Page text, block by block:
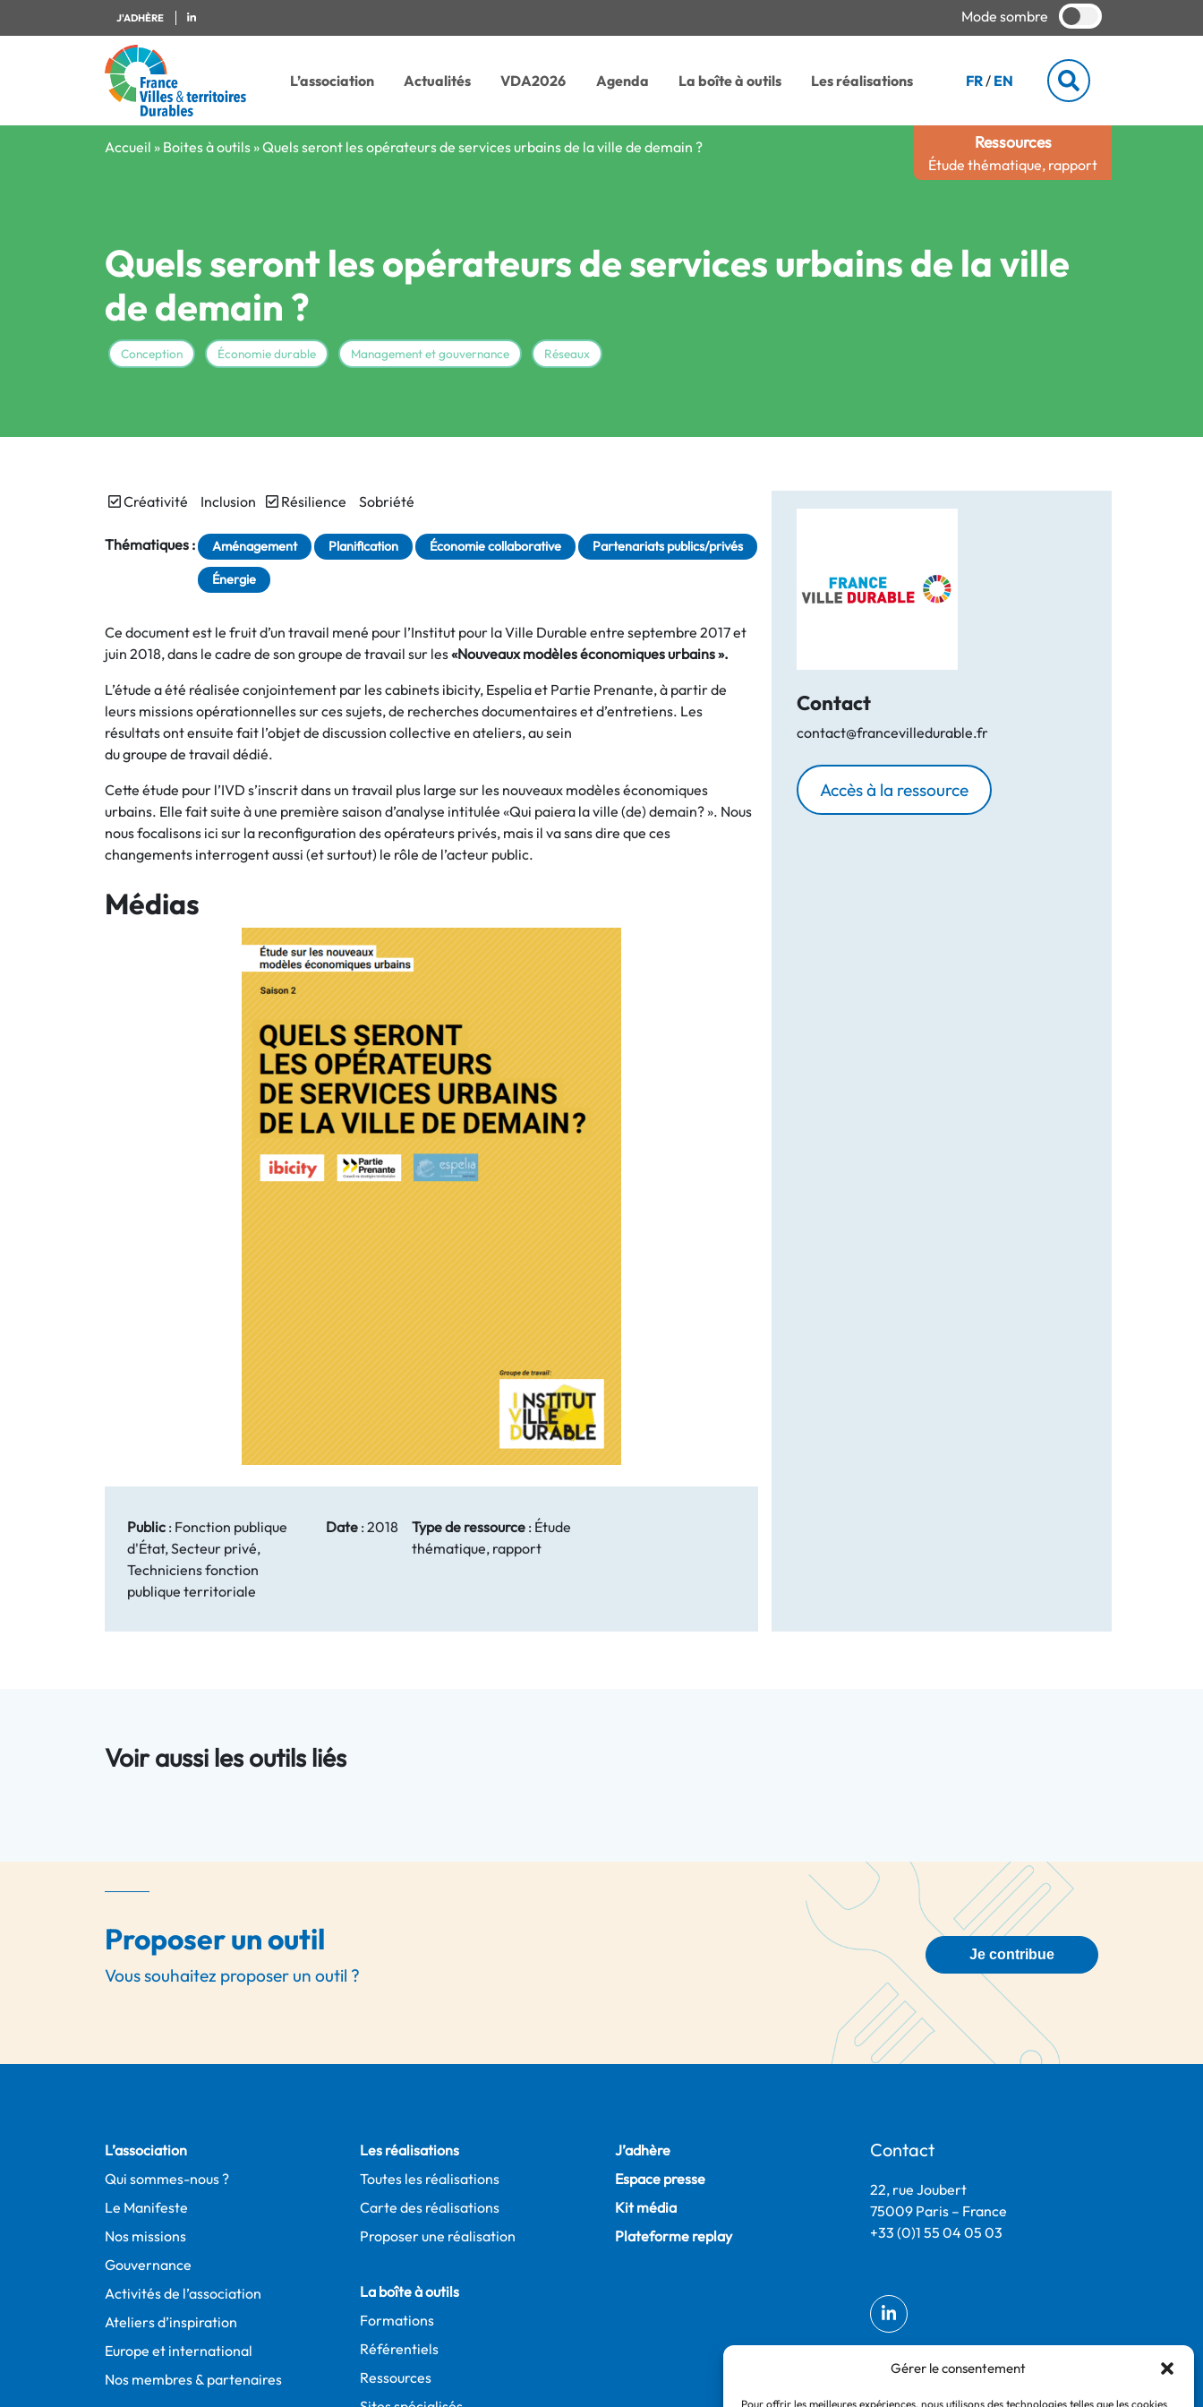
Gérer le consentement
Pour offrir les meilleures expériences, nous utilisons des technologies telles que les cookies
J'ADHÈRE Mode sombre
L’association Actualités VDA2026 Agenda La boîte à outils Les réalisations FR / EN
Ressources
Étude thématique, rapport
Accueil » Boites à outils »Quels seront les opérateurs de services urbains de la ville de demain ?
Quels seront les opérateurs de services urbains de la ville
de demain ?
Conception Économie durable Management et gouvernance Réseaux
Créativité Inclusion Résilience Sobriété
Thématiques : Aménagement Planification Économie collaborative Partenariats publics/privés
Énergie
Ce document est le fruit d’un travail mené pour l’Institut pour la Ville Durable entre septembre 2017 et
juin 2018, dans le cadre de son groupe de travail sur les«Nouveaux modèles économiques urbains ».
L’étude a été réalisée conjointement par les cabinets ibicity, Espelia et Partie Prenante, à partir de
leurs missions opérationnelles sur ces sujets, de recherches documentaires et d’entretiens. Les
résultats ont ensuite fait l’objet de discussion collective en ateliers, au sein
du groupe de travail dédié.
Cette étude pour l’IVD s’inscrit dans un travail plus large sur les nouveaux modèles économiques
urbains. Elle fait suite à une première saison d’analyse intitulée «Qui paiera la ville (de) demain? ». Nous
nous focalisons ici sur la reconfiguration des opérateurs privés, mais il va sans dire que ces
changements interrogent aussi (et surtout) le rôle de l’acteur public.
Médias
Public : Fonction publique
d'État, Secteur privé,
Techniciens fonction
publique territoriale
Date: 2018 Type de ressource: Étude
thématique, rapport
Contact
contact@francevilledurable.fr
Accès à la ressource
Voir aussi les outils liés
Proposer un outil
Vous souhaitez proposer un outil ?
Je contribue
L’association
Qui sommes-nous ?
Le Manifeste
Nos missions
Gouvernance
Activités de l’association
Ateliers d’inspiration
Europe et international
Nos membres & partenaires
Les réalisations
Toutes les réalisations
Carte des réalisations
Proposer une réalisation
La boîte à outils
Formations
Référentiels
Ressources
J’adhère
Espace presse
Kit média
Plateforme replay
Contact
22, rue Joubert
75009 Paris – France
+33 (0)1 55 04 05 03